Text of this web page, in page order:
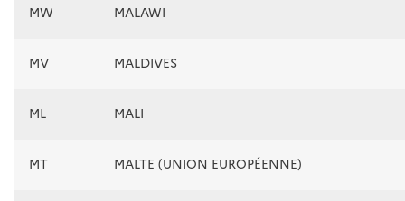
MW MALAWI
MV MALDIVES
ML MALI
MT MALTE (UNION EUROPÉENNE)